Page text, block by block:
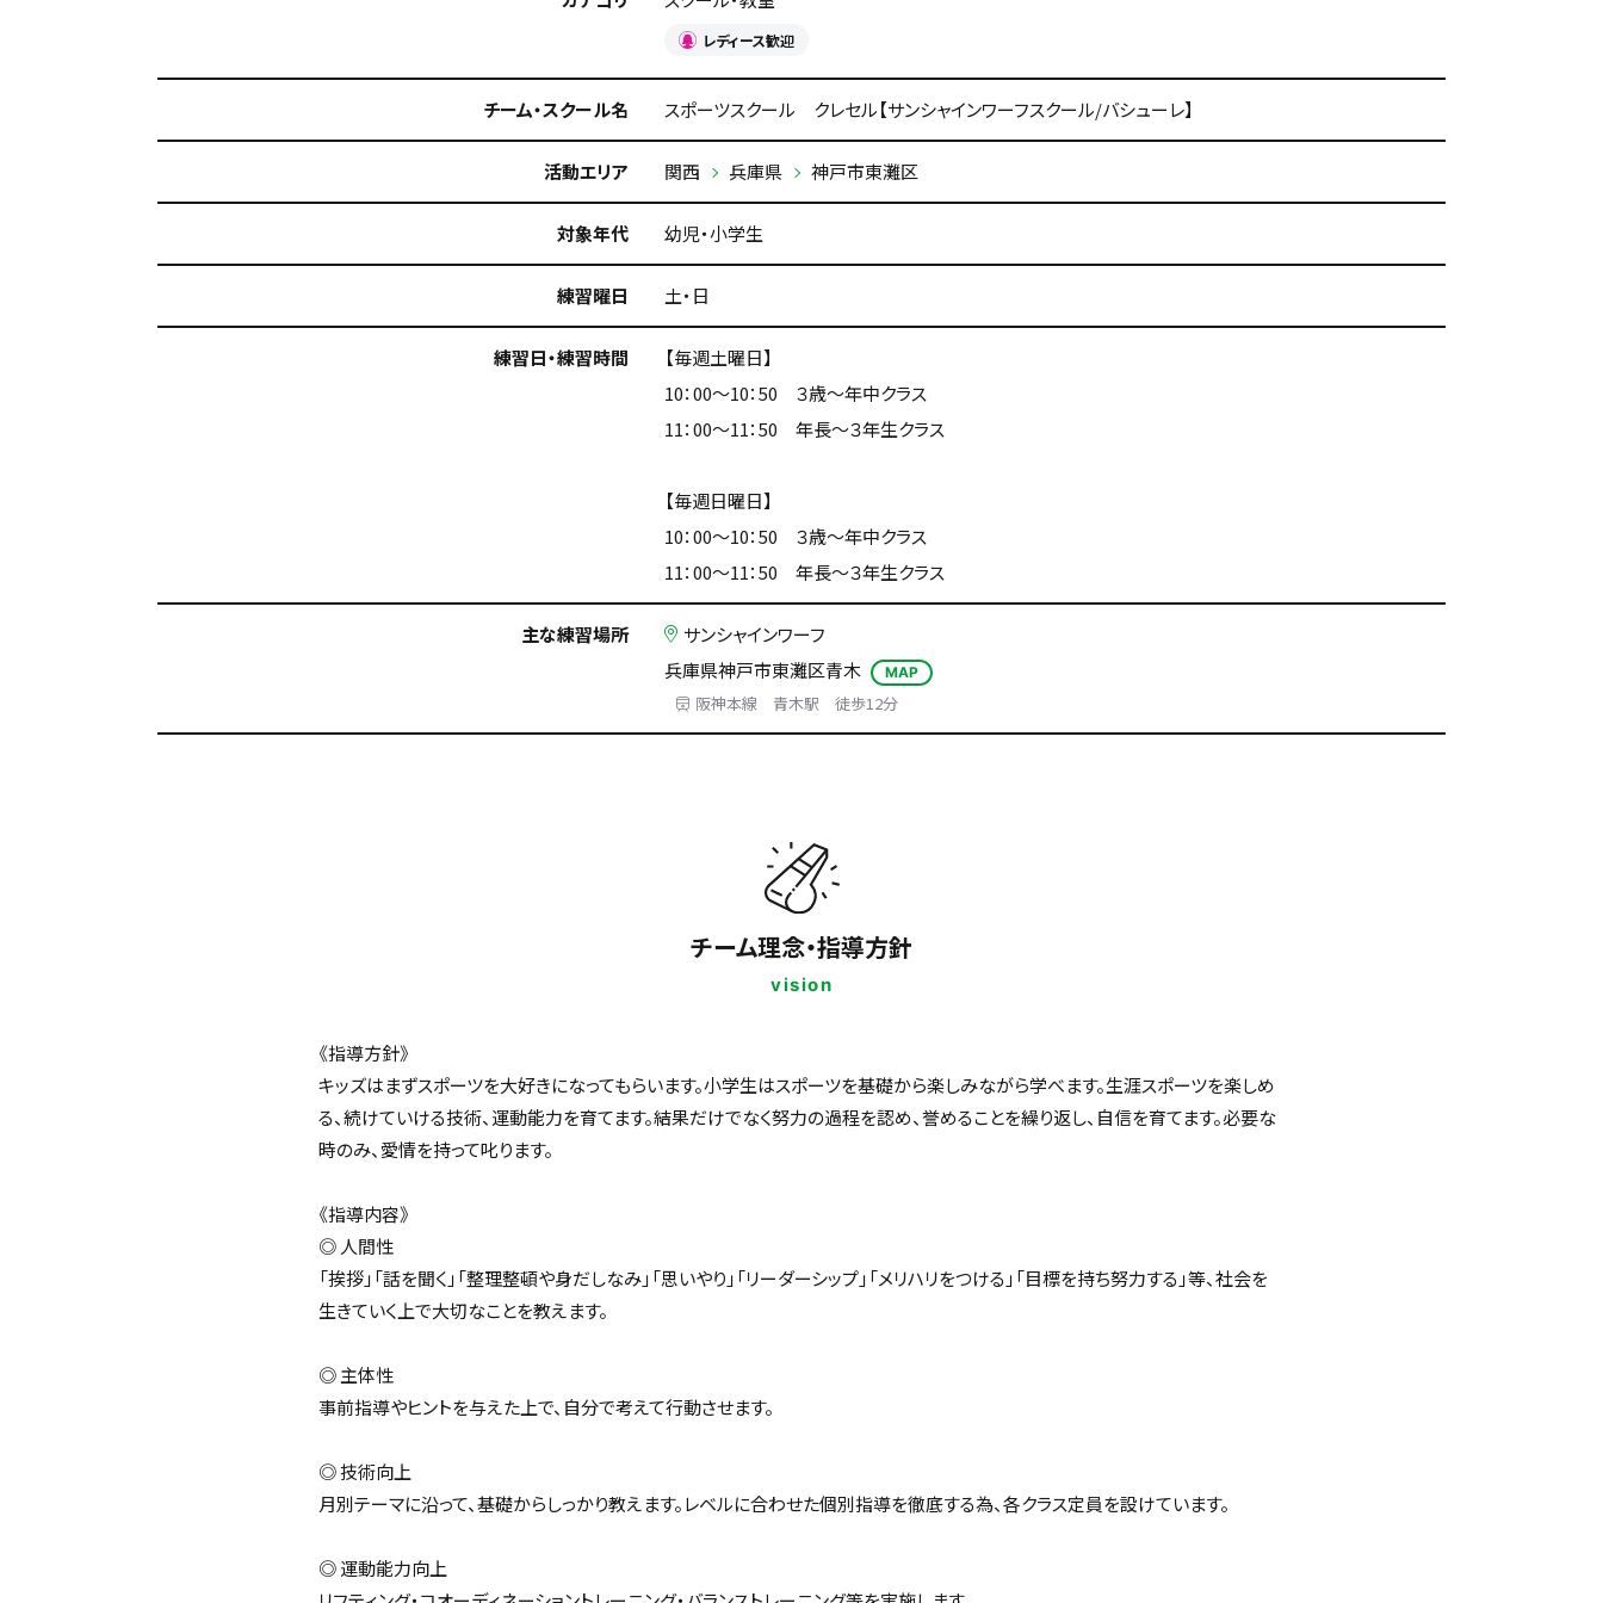
レディース歓迎
チーム・スクール名 スポーツスクール クレセル【サンシャインワーフスクール/バシューレ】
活動エリア 関西 兵庫県 神戸市東灘区
対象年代 幼児・小学生
練習曜日 土・日
練習日・練習時間
【毎週土曜日】
10：00～10：50 ３歳～年中クラス
11：00～11：50 年長～３年生クラス
【毎週日曜日】
10：00～10：50 ３歳～年中クラス
11：00～11：50 年長～３年生クラス
主な練習場所
サンシャインワーフ
兵庫県神戸市東灘区青木
MAP
阪神本線 青木駅 徒歩12分
チーム理念・指導方針
vision
《指導方針》
キッズはまずスポーツを大好きになってもらいます。小学生はスポーツを基礎から楽しみながら学べます。生涯スポーツを楽しめ
る、続けていける技術、運動能力を育てます。結果だけでなく努力の過程を認め、誉めることを繰り返し、自信を育てます。必要な
時のみ、愛情を持って叱ります。
《指導内容》
◎ 人間性
「挨拶」「話を聞く」「整理整頓や身だしなみ」「思いやり」「リーダーシップ」「メリハリをつける」「目標を持ち努力する」等、社会を
生きていく上で大切なことを教えます。
◎ 主体性
事前指導やヒントを与えた上で、自分で考えて行動させます。
◎ 技術向上
月別テーマに沿って、基礎からしっかり教えます。レベルに合わせた個別指導を徹底する為、各クラス定員を設けています。
◎ 運動能力向上